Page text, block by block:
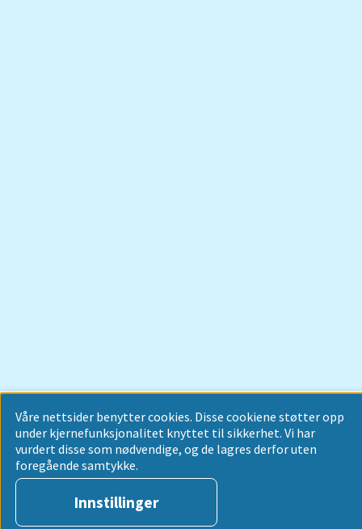
Våre nettsider benytter cookies. Disse cookiene støtter opp
under kjernefunksjonalitet knyttet til sikkerhet. Vi har
vurdert disse som nødvendige, og de lagres derfor uten
foregående samtykke.
Innstillinger